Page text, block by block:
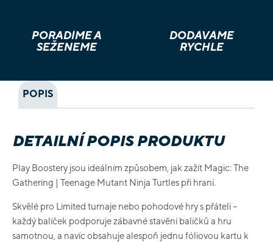
PORADÍME A
SEŽENEME
DODÁVÁME
RYCHLE
POPIS
DETAILNÍ POPIS PRODUKTU
Play Boostery jsou ideálním způsobem, jak zažít Magic: The
Gathering | Teenage Mutant Ninja Turtles při hraní.
Skvělé pro Limited turnaje nebo pohodové hry s přáteli –
každý balíček podporuje zábavné stavění balíčků a hru
samotnou, a navíc obsahuje alespoň jednu fóliovou kartu k